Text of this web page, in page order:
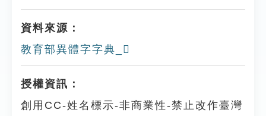
資料來源：
教育部異體字字典_𧄢
授權資訊：
創用CC-姓名標示-非商業性-禁止改作臺灣